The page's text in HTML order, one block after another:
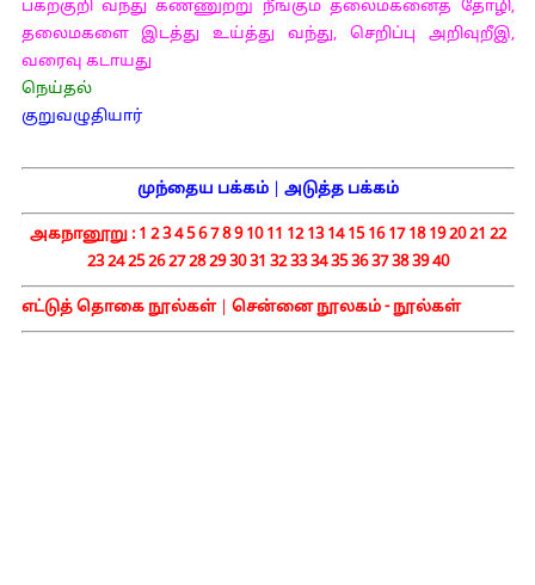
பகற்குறி வந்து கண்ணுற்று நீங்கும் தலைமகனைத் தோழி,
தலைமகளை இடத்து உய்த்து வந்து, செறிப்பு அறிவுறீஇ,
வரைவு கடாயது
நெய்தல்
குறுவழுதியார்
முந்தைய பக்கம்| அடுத்த பக்கம்
அகநானூறு : 1 234567891011 12131415161718192021 22
232425262728293031 323334353637383940
எட்டுத் தொகை நூல்கள்| சென்னை நூலகம் - நூல்கள்